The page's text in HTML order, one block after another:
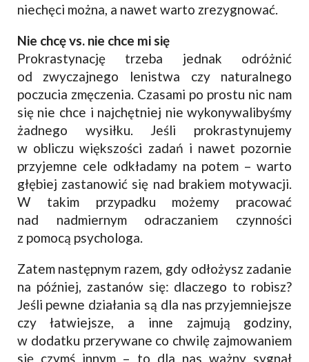
niechęci można, a nawet warto zrezygnować.
Nie chcę vs. nie chce mi się
Prokrastynację trzeba jednak odróżnić
od zwyczajnego lenistwa czy naturalnego
poczucia zmęczenia. Czasami po prostu nic nam
się nie chce i najchętniej nie wykonywalibyśmy
żadnego wysiłku. Jeśli prokrastynujemy
w obliczu większości zadań i nawet pozornie
przyjemne cele odkładamy na potem – warto
głębiej zastanowić się nad brakiem motywacji.
W takim przypadku możemy pracować
nad nadmiernym odraczaniem czynności
z pomocą psychologa.
Zatem następnym razem, gdy odłożysz zadanie
na później, zastanów się: dlaczego to robisz?
Jeśli pewne działania są dla nas przyjemniejsze
czy łatwiejsze, a inne zajmują godziny,
w dodatku przerywane co chwilę zajmowaniem
się czymś innym – to dla nas ważny sygnał